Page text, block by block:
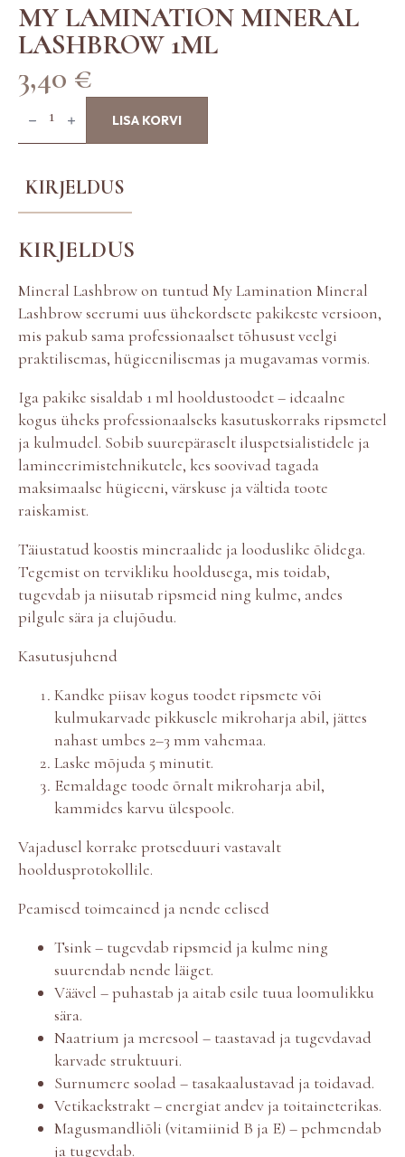
MY LAMINATION MINERAL
LASHBROW 1ML
3,40 €
L
m
n
t
o
n
m
i
n
r
a
l
l
a
s
b
r
o
w
1
m
l
k
o
LISA KORVI
KIRJELDUS
KIRJELDUS
Mineral Lashbrow on tuntud My Lamination Mineral
Lashbrow seerumi uus ühekordsete pakikeste versioon,
mis pakub sama professionaalset tõhusust veelgi
praktilisemas, hügieenilisemas ja mugavamas vormis.
Iga pakike sisaldab 1 ml hooldustoodet – ideaalne
kogus üheks professionaalseks kasutuskorraks ripsmetel
ja kulmudel. Sobib suurepäraselt iluspetsialistidele ja
lamineerimistehnikutele, kes soovivad tagada
maksimaalse hügieeni, värskuse ja vältida toote
raiskamist.
Täiustatud koostis mineraalide ja looduslike õlidega.
Tegemist on tervikliku hooldusega, mis toidab,
tugevdab ja niisutab ripsmeid ning kulme, andes
pilgule sära ja elujõudu.
Kasutusjuhend
Kandke piisav kogus toodet ripsmete või
kulmukarvade pikkusele mikroharja abil, jättes
nahast umbes 2–3 mm vahemaa.
Laske mõjuda 5 minutit.
Eemaldage toode õrnalt mikroharja abil,
kammides karvu ülespoole.
Vajadusel korrake protseduuri vastavalt
hooldusprotokollile.
Peamised toimeained ja nende eelised
Tsink – tugevdab ripsmeid ja kulme ning
suurendab nende läiget.
Väävel – puhastab ja aitab esile tuua loomulikku
sära.
Naatrium ja meresool – taastavad ja tugevdavad
karvade struktuuri.
Surnumere soolad – tasakaalustavad ja toidavad.
Vetikaekstrakt – energiat andev ja toitaineterikas.
Magusmandliõli (vitamiinid B ja E) – pehmendab
ja tugevdab.